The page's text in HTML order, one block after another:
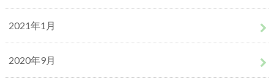
2021年1月
2020年9月